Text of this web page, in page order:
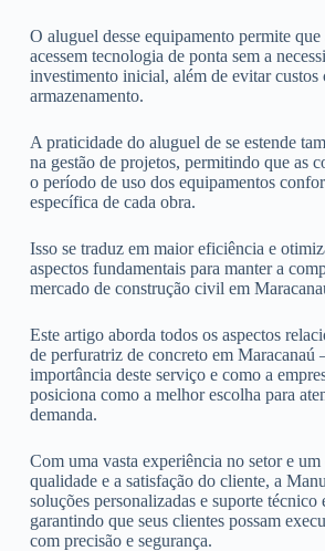
O aluguel desse equipamento permite que
acessem tecnologia de ponta sem a
investimento inicial, além de evitar custos
armazenamento.
A praticidade do aluguel de se estende
na gestão de projetos, permitindo que as
o período de uso dos equipamentos
específica de cada obra.
Isso se traduz em maior eficiência e
aspectos fundamentais para manter a
mercado de construção civil em
Este artigo aborda todos os aspectos
de perfuratriz de concreto em Maracanaú
importância deste serviço e como a
posiciona como a melhor escolha para
demanda.
Com uma vasta experiência no setor e
qualidade e a satisfação do cliente, a
soluções personalizadas e suporte técnico
garantindo que seus clientes possam
com precisão e segurança.